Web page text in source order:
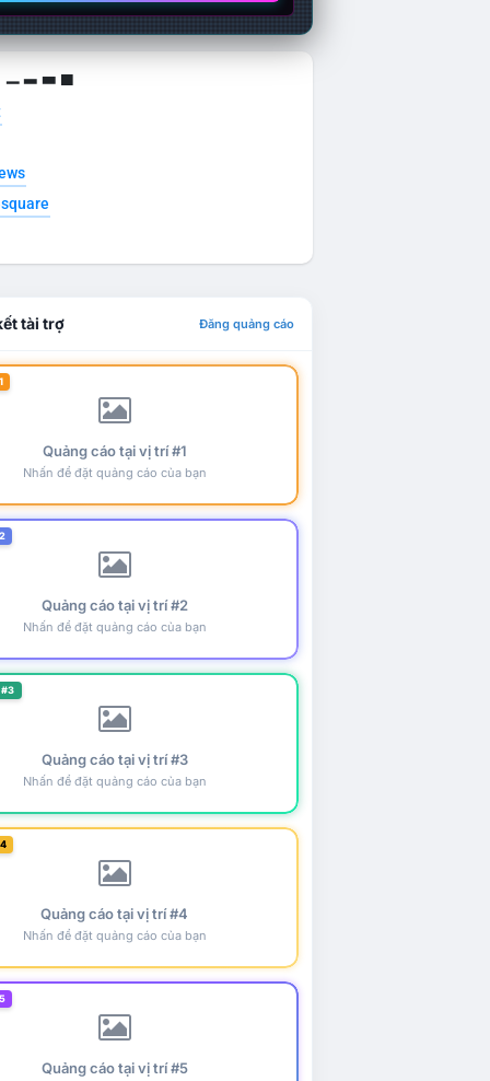
▁ ▂ ▃ ▄
tài trợ Đăng quảng cáo
Quảng cáo tại vị trí #1
Nhấn để đặt quảng cáo của bạn
Quảng cáo tại vị trí #2
Nhấn để đặt quảng cáo của bạn
Quảng cáo tại vị trí #3
Nhấn để đặt quảng cáo của bạn
Quảng cáo tại vị trí #4
Nhấn để đặt quảng cáo của bạn
Quảng cáo tại vị trí #5